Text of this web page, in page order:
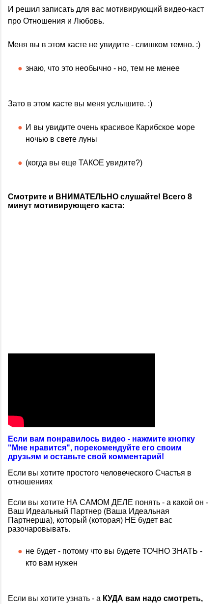
И решил записать для вас мотивирующий видео-каст
про Отношения и Любовь.
Меня вы в этом касте не увидите - слишком темно. :)
знаю, что это необычно - но, тем не менее
Зато в этом касте вы меня услышите. :)
И вы увидите очень красивое Карибское море
ночью в свете луны
(когда вы еще ТАКОЕ увидите?)
Смотрите и ВНИМАТЕЛЬНО слушайте! Всего 8
минут мотивирующего каста:
Если вам понравилось видео - нажмите кнопку
"Мне нравится", порекомендуйте его своим
друзьям и оставьте свой комментарий!
Если вы хотите простого человеческого Счастья в
отношениях
Если вы хотите НА САМОМ ДЕЛЕ понять - а какой он -
Ваш Идеальный Партнер (Ваша Идеальная
Партнерша), который (которая) НЕ будет вас
разочаровывать.
не будет - потому что вы будете ТОЧНО ЗНАТЬ -
кто вам нужен
Если вы хотите узнать - а КУДА вам надо смотреть,